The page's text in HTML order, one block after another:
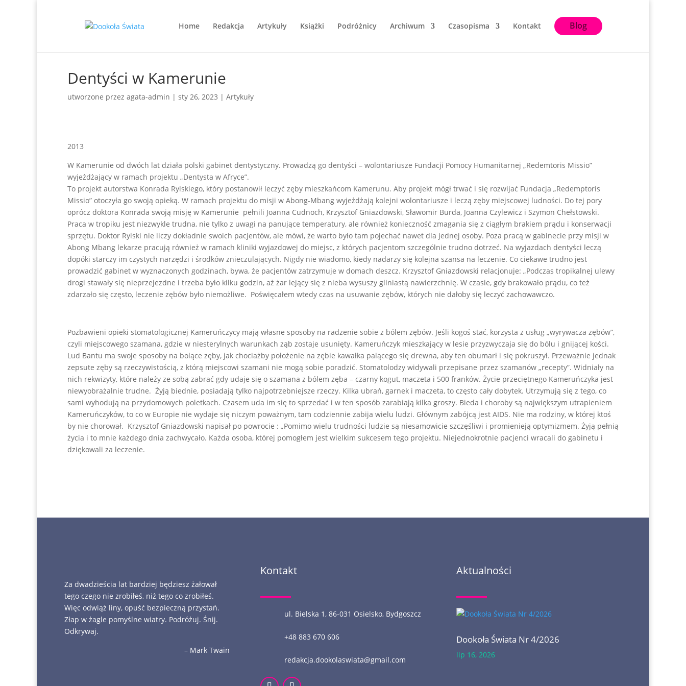
Home Redakcja Artykuły Książki Podróżnicy Archiwum Czasopisma Kontakt Blog
Dentyści w Kamerunie
utworzone przez agata-admin | sty 26, 2023 | Artykuły
2013
W Kamerunie od dwóch lat działa polski gabinet dentystyczny. Prowadzą go dentyści – wolontariusze Fundacji Pomocy Humanitarnej „Redemtoris Missio”
wyjeżdżający w ramach projektu „Dentysta w Afryce”.
To projekt autorstwa Konrada Rylskiego, który postanowił leczyć zęby mieszkańcom Kamerunu. Aby projekt mógł trwać i się rozwijać Fundacja „Redemptoris
Missio” otoczyła go swoją opieką. W ramach projektu do misji w Abong-Mbang wyjeżdżają kolejni wolontariusze i leczą zęby miejscowej ludności. Do tej pory
oprócz doktora Konrada swoją misję w Kamerunie pełnili Joanna Cudnoch, Krzysztof Gniazdowski, Sławomir Burda, Joanna Czylewicz i Szymon Chełstowski.
Praca w tropiku jest niezwykle trudna, nie tylko z uwagi na panujące temperatury, ale również konieczność zmagania się z ciągłym brakiem prądu i konserwacji
sprzętu. Doktor Rylski nie liczy dokładnie swoich pacjentów, ale mówi, że warto było tam pojechać nawet dla jednej osoby. Poza pracą w gabinecie przy misji w
Abong Mbang lekarze pracują również w ramach kliniki wyjazdowej do miejsc, z których pacjentom szczególnie trudno dotrzeć. Na wyjazdach dentyści leczą
dopóki starczy im czystych narzędzi i środków znieczulających. Nigdy nie wiadomo, kiedy nadarzy się kolejna szansa na leczenie. Co ciekawe trudno jest
prowadzić gabinet w wyznaczonych godzinach, bywa, że pacjentów zatrzymuje w domach deszcz. Krzysztof Gniazdowski relacjonuje: „Podczas tropikalnej ulewy
drogi stawały się nieprzejezdne i trzeba było kilku godzin, aż żar lejący się z nieba wysuszy gliniastą nawierzchnię. W czasie, gdy brakowało prądu, co też
zdarzało się często, leczenie zębów było niemożliwe. Poświęcałem wtedy czas na usuwanie zębów, których nie dałoby się leczyć zachowawczo.
Pozbawieni opieki stomatologicznej Kameruńczycy mają własne sposoby na radzenie sobie z bólem zębów. Jeśli kogoś stać, korzysta z usług „wyrywacza zębów”,
czyli miejscowego szamana, gdzie w niesterylnych warunkach ząb zostaje usunięty. Kameruńczyk mieszkający w lesie przyzwyczaja się do bólu i gnijącej kości.
Lud Bantu ma swoje sposoby na bolące zęby, jak chociażby położenie na zębie kawałka palącego się drewna, aby ten obumarł i się pokruszył. Przeważnie jednak
zepsute zęby są rzeczywistością, z którą miejscowi szamani nie mogą sobie poradzić. Stomatolodzy widywali przepisane przez szamanów „recepty”. Widniały na
nich rekwizyty, które należy ze sobą zabrać gdy udaje się o szamana z bólem zęba – czarny kogut, maczeta i 500 franków. Życie przeciętnego Kameruńczyka jest
niewyobrażalnie trudne. Żyją biednie, posiadają tylko najpotrzebniejsze rzeczy. Kilka ubrań, garnek i maczeta, to często cały dobytek. Utrzymują się z tego, co
sami wyhodują na przydomowych poletkach. Czasem uda im się to sprzedać i w ten sposób zarabiają kilka groszy. Bieda i choroby są największym utrapieniem
Kameruńczyków, to co w Europie nie wydaje się niczym poważnym, tam codziennie zabija wielu ludzi. Głównym zabójcą jest AIDS. Nie ma rodziny, w której ktoś
by nie chorował. Krzysztof Gniazdowski napisał po powrocie : „Pomimo wielu trudności ludzie są niesamowicie szczęśliwi i promienieją optymizmem. Żyją pełnią
życia i to mnie każdego dnia zachwycało. Każda osoba, której pomogłem jest wielkim sukcesem tego projektu. Niejednokrotnie pacjenci wracali do gabinetu i
dziękowali za leczenie.
Za dwadzieścia lat bardziej będziesz żałował
tego czego nie zrobiłeś, niż tego co zrobiłeś.
Więc odwiąż liny, opuść bezpieczną przystań.
Złap w żagle pomyślne wiatry. Podróżuj. Śnij.
Odkrywaj.
– Mark Twain
Kontakt
ul. Bielska 1, 86-031 Osielsko, Bydgoszcz
+48 883 670 606
redakcja.dookolaswiata@gmail.com
Aktualności
Dookoła Świata Nr 4/2026
lip 16, 2026